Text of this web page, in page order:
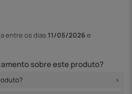
entre os dias 11/05/2026e
sobre este produto?